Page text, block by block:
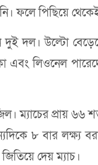
ফলে পিছিয়ে
দল। উল্টো
লিওনেল
ম্যাচের প্রায় ৬৬
৮ বার লক্ষ্য
দেয় ম্যাচ।